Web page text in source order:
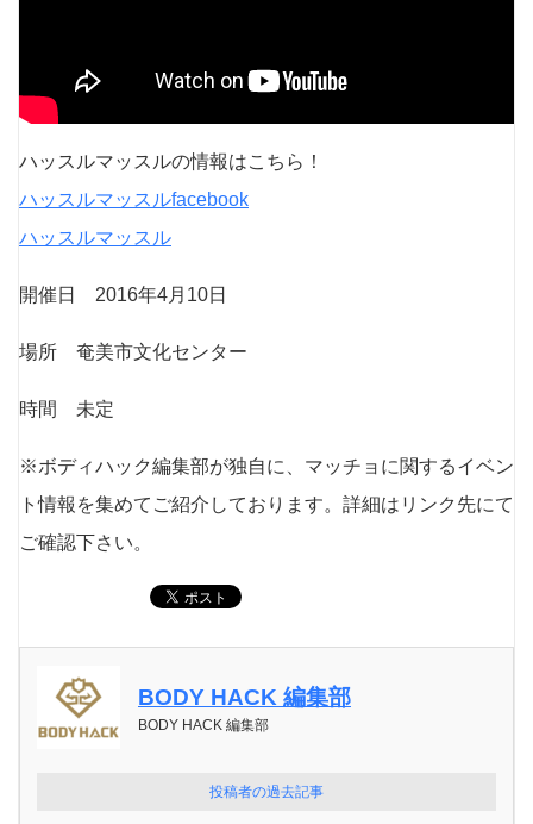
ハッスルマッスルの情報はこちら！
ハッスルマッスルfacebook
ハッスルマッスル
開催日 2016年4月10日
場所 奄美市文化センター
時間 未定
※ボディハック編集部が独自に、マッチョに関するイベン
ト情報を集めてご紹介しております。詳細はリンク先にて
ご確認下さい。
BODY HACK 編集部
BODY HACK 編集部
投稿者の過去記事